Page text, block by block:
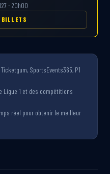
- 20h00
SportsEvents365, P1
Ligue 1 et des compétitions
réel pour obtenir le meilleur